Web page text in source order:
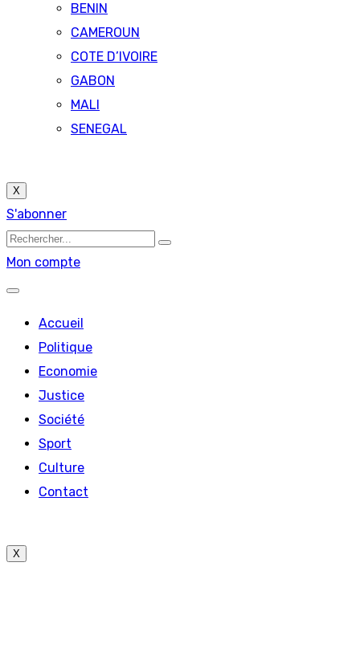
BENIN
CAMEROUN
COTE D’IVOIRE
GABON
MALI
SENEGAL
X
S'abonner
Mon compte
Accueil
Politique
Economie
Justice
Société
Sport
Culture
Contact
X